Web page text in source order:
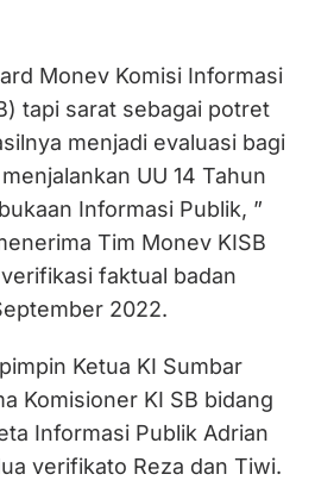
Monev Komisi Informasi
tapi sarat sebagai potret
menjadi evaluasi bagi
UU 14 Tahun
Informasi Publik, ”
Tim Monev KISB
faktual badan
2022.
Ketua KI Sumbar
Komisioner KI SB bidang
Informasi Publik Adrian
verifikato Reza dan Tiwi.